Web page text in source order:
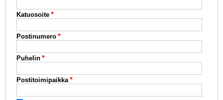
Katuosoite
Postinumero
Puhelin
Postitoimipaikka